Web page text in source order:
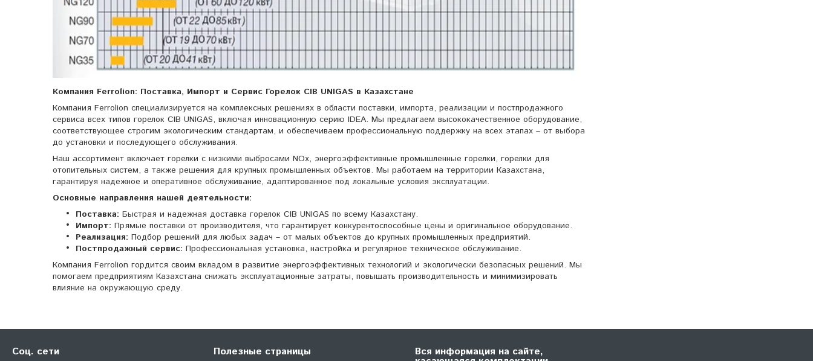
Компания Ferrolion: Поставка, Импорт и Сервис Горелок CIB UNIGAS в Казахстане
Компания Ferrolion специализируется на комплексных решениях в области поставки, импорта, реализации и постпродажного
сервиса всех типов горелок CIB UNIGAS, включая инновационную серию IDEA. Мы предлагаем высококачественное оборудование,
соответствующее строгим экологическим стандартам, и обеспечиваем профессиональную поддержку на всех этапах – от выбора
до установки и последующего обслуживания.
Наш ассортимент включает горелки с низкими выбросами NOx, энергоэффективные промышленные горелки, горелки для
отопительных систем, а также решения для крупных промышленных объектов. Мы работаем на территории Казахстана,
гарантируя надежное и оперативное обслуживание, адаптированное под локальные условия эксплуатации.
Основные направления нашей деятельности:
Поставка: Быстрая и надежная доставка горелок CIB UNIGAS по всему Казахстану.
Импорт: Прямые поставки от производителя, что гарантирует конкурентоспособные цены и оригинальное оборудование.
Реализация: Подбор решений для любых задач – от малых объектов до крупных промышленных предприятий.
Постпродажный сервис: Профессиональная установка, настройка и регулярное техническое обслуживание.
Компания Ferrolion гордится своим вкладом в развитие энергоэффективных технологий и экологически безопасных решений. Мы
помогаем предприятиям Казахстана снижать эксплуатационные затраты, повышать производительность и минимизировать
влияние на окружающую среду.
Соц. сети Полезные страницы Вся информация на сайте,